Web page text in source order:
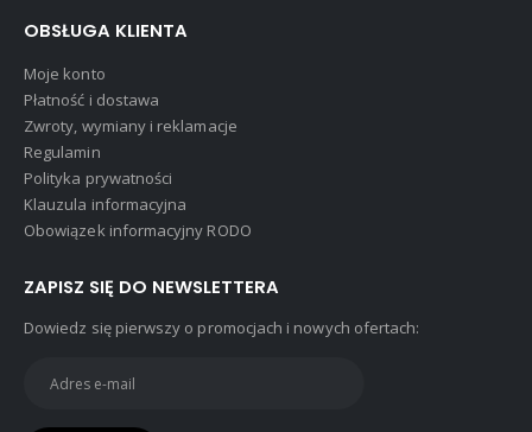
OBSŁUGA KLIENTA
Moje konto
Płatność i dostawa
Zwroty, wymiany i reklamacje
Regulamin
Polityka prywatności
Klauzula informacyjna
Obowiązek informacyjny RODO
ZAPISZ SIĘ DO NEWSLETTERA
Dowiedz się pierwszy o promocjach i nowych ofertach: